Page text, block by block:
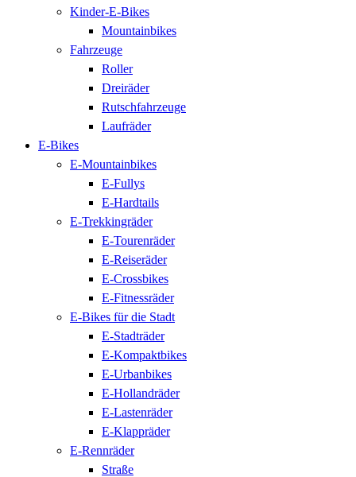
Kinder-E-Bikes
Mountainbikes
Fahrzeuge
Roller
Dreiräder
Rutschfahrzeuge
Laufräder
E-Bikes
E-Mountainbikes
E-Fullys
E-Hardtails
E-Trekkingräder
E-Tourenräder
E-Reiseräder
E-Crossbikes
E-Fitnessräder
E-Bikes für die Stadt
E-Stadträder
E-Kompaktbikes
E-Urbanbikes
E-Hollandräder
E-Lastenräder
E-Klappräder
E-Rennräder
Straße